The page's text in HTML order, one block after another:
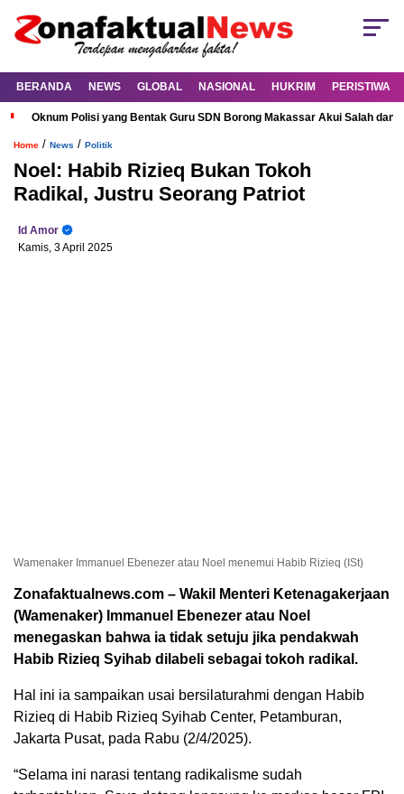
BERANDA NEWS GLOBAL NASIONAL HUKRIM PERISTIWA
Oknum Polisi yang Bentak Guru SDN Borong Makassar Akui Salah dan
Home / News / Politik
Noel: Habib Rizieq Bukan Tokoh
Radikal, Justru Seorang Patriot
Id Amor
Kamis, 3 April 2025
Wamenaker Immanuel Ebenezer atau Noel menemui Habib Rizieq (ISt)
Zonafaktualnews.com – Wakil Menteri Ketenagakerjaan
(Wamenaker) Immanuel Ebenezer atau Noel
menegaskan bahwa ia tidak setuju jika pendakwah
Habib Rizieq Syihab dilabeli sebagai tokoh radikal.
Hal ini ia sampaikan usai bersilaturahmi dengan Habib
Rizieq di Habib Rizieq Syihab Center, Petamburan,
Jakarta Pusat, pada Rabu (2/4/2025).
“Selama ini narasi tentang radikalisme sudah